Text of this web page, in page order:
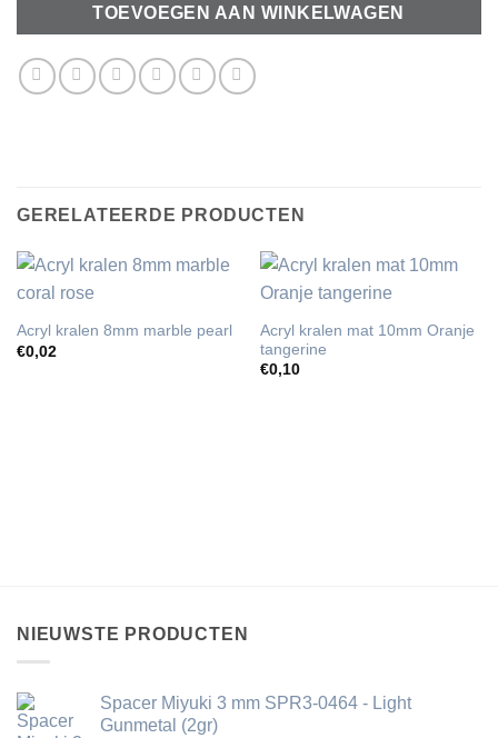
TOEVOEGEN AAN WINKELWAGEN
GERELATEERDE PRODUCTEN
Acryl kralen 8mm marble pearl
€0,02
Acryl kralen mat 10mm Oranje
tangerine
€0,10
NIEUWSTE PRODUCTEN
Spacer Miyuki 3 mm SPR3-0464 - Light
Gunmetal (2gr)